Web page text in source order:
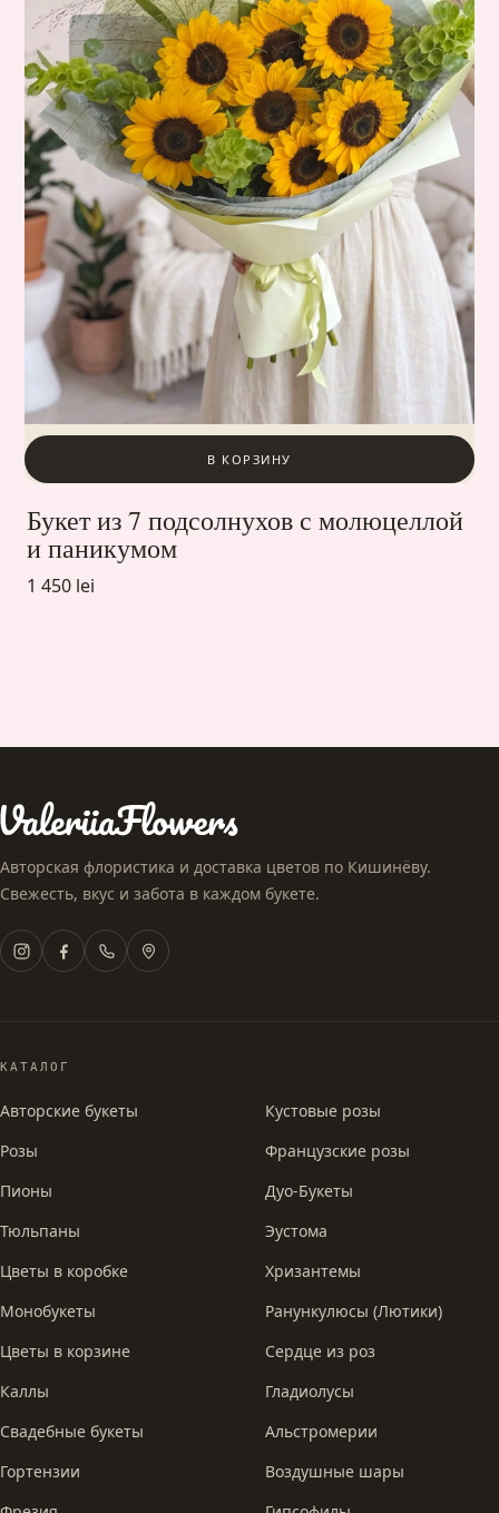
В КОРЗИНУ
Букет из 7 подсолнухов с молюцеллой
и паникумом
1 450 lei
Авторская флористика и доставка цветов по Кишинёву.
Свежесть, вкус и забота в каждом букете.
КАТАЛОГ
Авторские букеты
Розы
Пионы
Тюльпаны
Цветы в коробке
Монобукеты
Цветы в корзине
Каллы
Свадебные букеты
Гортензии
Кустовые розы
Французские розы
Дуо-Букеты
Эустома
Хризантемы
Ранункулюсы (Лютики)
Сердце из роз
Гладиолусы
Альстромерии
Воздушные шары